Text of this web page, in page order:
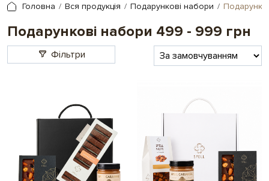
Головна Вся продукція Подарункові набори
Подарункові набори 499 - 999 грн
Фільтри